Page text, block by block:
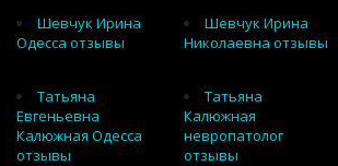
Шевчук Ирина
Одесса отзывы
Шевчук Ирина
Николаевна отзывы
Татьяна
Евгеньевна
Калюжная Одесса
отзывы
Татьяна
Калюжная
невропатолог
отзывы